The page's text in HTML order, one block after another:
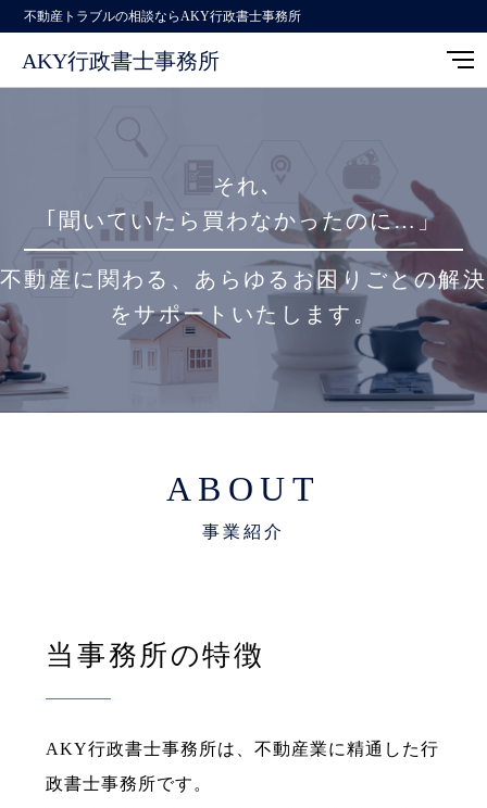
不動産トラブルの相談ならAKY行政書士事務所
AKY行政書士事務所
それ､
｢聞いていたら買わなかったのに…」
不動産に関わる、あらゆるお困りごとの解決
をサポートいたします。
ABOUT
当事務所の特徴
AKY行政書士事務所は、不動産業に精通した行
政書士事務所です。